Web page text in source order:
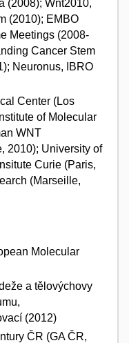
(2008); Wnt2010,
(2010); EMBO
Meetings (2008-
Cancer Stem
Neuronus, IBRO
Center (Los
of Molecular
WNT
2010); University of
Curie (Paris,
(Marseille,
Molecular
a tělovýchovy
(2012)
ČR (GA ČR,